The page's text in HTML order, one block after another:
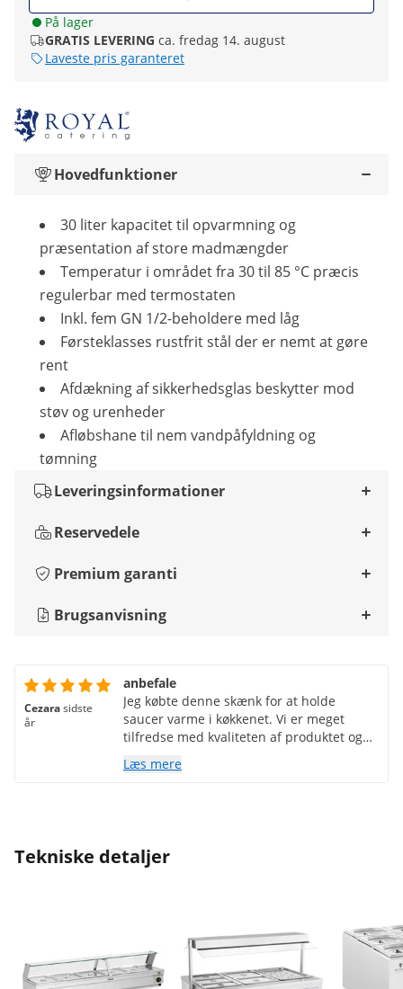
På lager
GRATIS LEVERING ca. fredag 14. august
Laveste pris garanteret
Hovedfunktioner
30 liter kapacitet til opvarmning og
præsentation af store madmængder
Temperatur i området fra 30 til 85 °C præcis
regulerbar med termostaten
Inkl. fem GN 1/2-beholdere med låg
Førsteklasses rustfrit stål der er nemt at gøre
rent
Afdækning af sikkerhedsglas beskytter mod
støv og urenheder
Afløbshane til nem vandpåfyldning og
tømning
Leveringsinformationer
Reservedele
Premium garanti
Brugsanvisning
Cezarasidste
år
anbefale
Jeg købte denne skænk for at holde
saucer varme i køkkenet. Vi er meget
tilfredse med kvaliteten af produktet og
Læs mere
Tekniske detaljer